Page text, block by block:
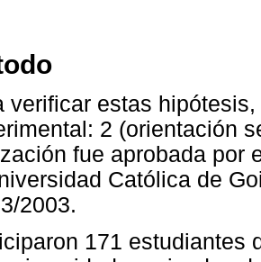
verificar estas
2 (orientación
fue aprobada por
Católica de
2003.
171 estudiantes